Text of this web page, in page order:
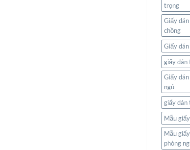
trọng
Giấy
chồng
Giấy
giấy
Giấy
ngủ
giấy
Mẫu
Mẫu
phòng